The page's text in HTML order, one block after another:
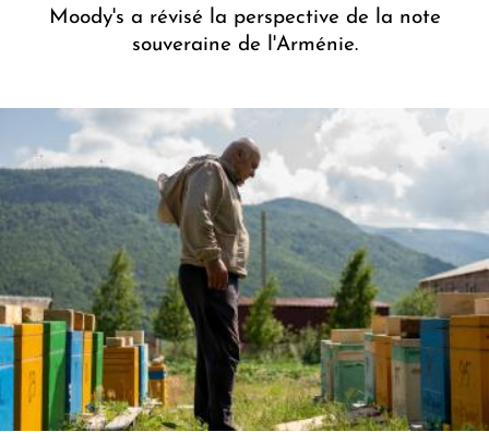
Moody's a révisé la perspective de la note
souveraine de l'Arménie.